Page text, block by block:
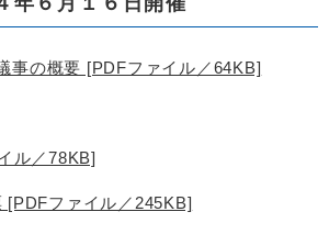
の概要 [PDFファイル／64KB]
ル／78KB]
[PDFファイル／245KB]